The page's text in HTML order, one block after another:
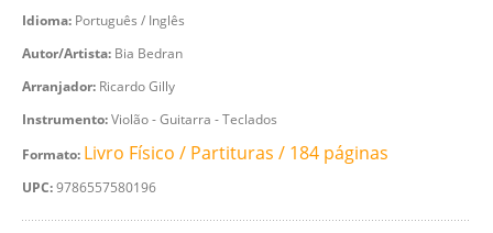
Idioma: Português / Inglês
Autor/Artista: Bia Bedran
Arranjador: Ricardo Gilly
Instrumento:Violão - Guitarra - Teclados
Formato: Livro Físico / Partituras / 184 páginas
UPC:9786557580196